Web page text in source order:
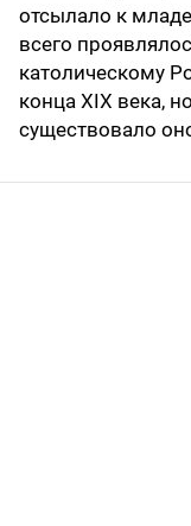
отсылало к
всего
католическому
конца XIX века,
существовало